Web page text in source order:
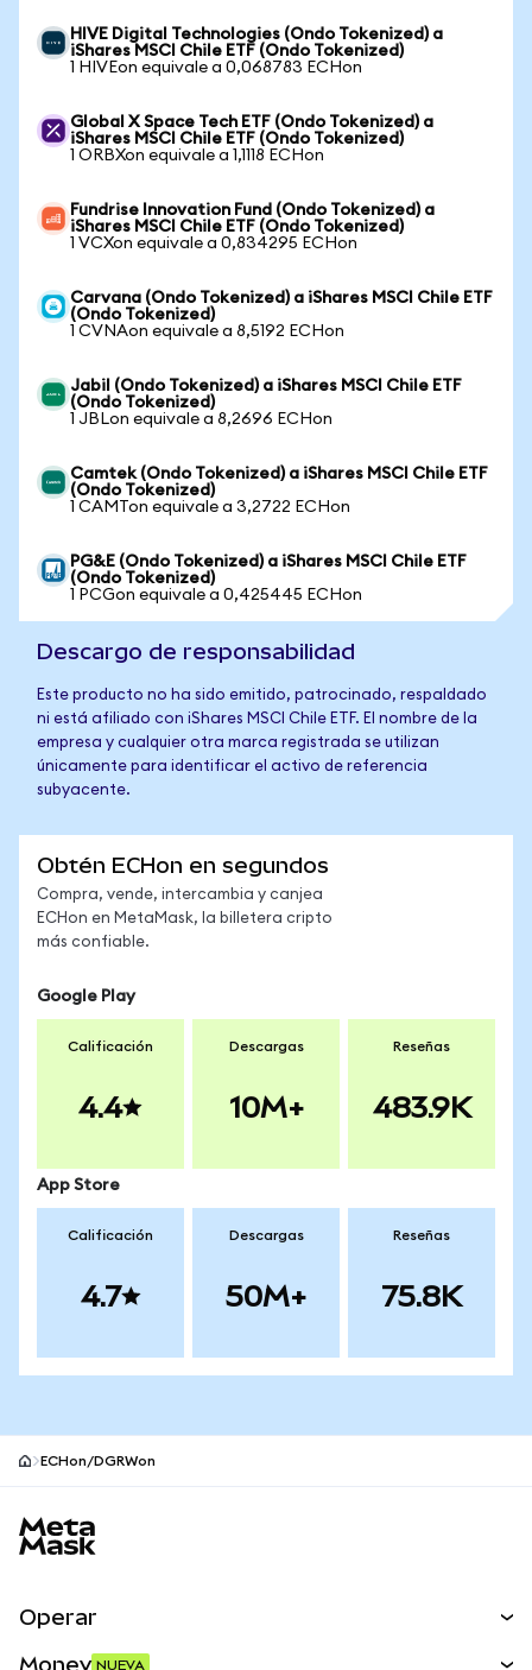
HIVE Digital Technologies (Ondo Tokenized) a
iShares MSCI Chile ETF (Ondo Tokenized)
1 HIVEon equivale a 0,068783 ECHon
Global X Space Tech ETF (Ondo Tokenized) a
iShares MSCI Chile ETF (Ondo Tokenized)
1 ORBXon equivale a 1,1118 ECHon
Fundrise Innovation Fund (Ondo Tokenized) a
iShares MSCI Chile ETF (Ondo Tokenized)
1 VCXon equivale a 0,834295 ECHon
Carvana (Ondo Tokenized) a iShares MSCI Chile ETF
(Ondo Tokenized)
1 CVNAon equivale a 8,5192 ECHon
Jabil (Ondo Tokenized) a iShares MSCI Chile ETF
(Ondo Tokenized)
1 JBLon equivale a 8,2696 ECHon
Camtek (Ondo Tokenized) a iShares MSCI Chile ETF
(Ondo Tokenized)
1 CAMTon equivale a 3,2722 ECHon
PG&E (Ondo Tokenized) a iShares MSCI Chile ETF
(Ondo Tokenized)
1 PCGon equivale a 0,425445 ECHon
Descargo de responsabilidad
Este producto no ha sido emitido, patrocinado, respaldado
ni está afiliado con iShares MSCI Chile ETF. El nombre de la
empresa y cualquier otra marca registrada se utilizan
únicamente para identificar el activo de referencia
subyacente.
Obtén ECHon en segundos
Compra, vende, intercambia y canjea
ECHon en MetaMask, la billetera cripto
más confiable.
Google Play
Calificación
4.4
Descargas
10M+
Reseñas
483.9K
App Store
Calificación
4.7
Descargas
50M+
Reseñas
75.8K
ECHon/DGRWon
Operar
Money NUEVA